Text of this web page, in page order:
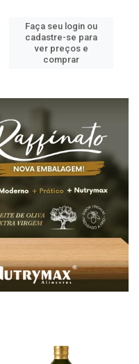
Faça seu login ou
cadastre-se para
ver preços e
comprar